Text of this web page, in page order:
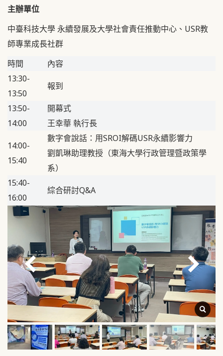
主辦單位
中臺科技大學 永續發展及大學社會責任推動中心、USR教
師專業成長社群
時間
內容
13:30-
13:50
報到
13:50-
14:00
開幕式
王幸華 執行長
14:00-
15:40
數字會說話：用SROI解碼USR永續影響力
劉凱琳助理教授（東海大學行政管理暨政策學
系）
15:40-
16:00
綜合研討Q&A